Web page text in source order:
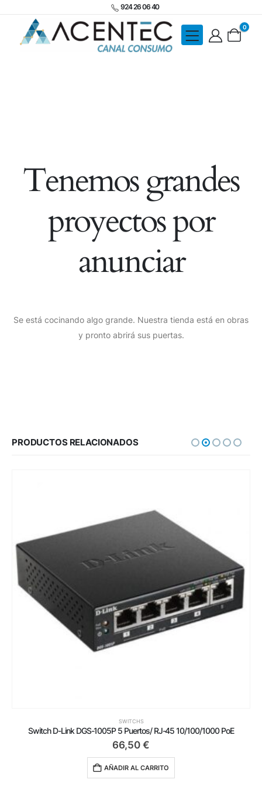
924 26 06 40
0
Tenemos grandes
proyectos por
anunciar
Se está cocinando algo grande. Nuestra tienda está en obras
y pronto abrirá sus puertas.
PRODUCTOS RELACIONADOS
SWITCHS
Switch D-Link DGS-1005P 5 Puertos/ RJ-45 10/100/1000 PoE
66,50 €
AÑADIR AL CARRITO